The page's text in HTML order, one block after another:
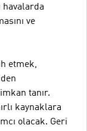
havalarda
ve
etmek,
tanır.
kaynaklara
olacak. Geri